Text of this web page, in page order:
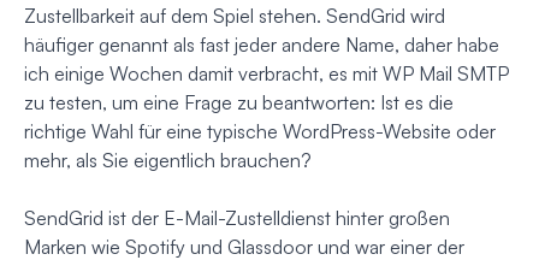
Zustellbarkeit auf dem Spiel stehen. SendGrid wird
häufiger genannt als fast jeder andere Name, daher habe
ich einige Wochen damit verbracht, es mit WP Mail SMTP
zu testen, um eine Frage zu beantworten: Ist es die
richtige Wahl für eine typische WordPress-Website oder
mehr, als Sie eigentlich brauchen?
SendGrid ist der E-Mail-Zustelldienst hinter großen
Marken wie Spotify und Glassdoor und war einer der